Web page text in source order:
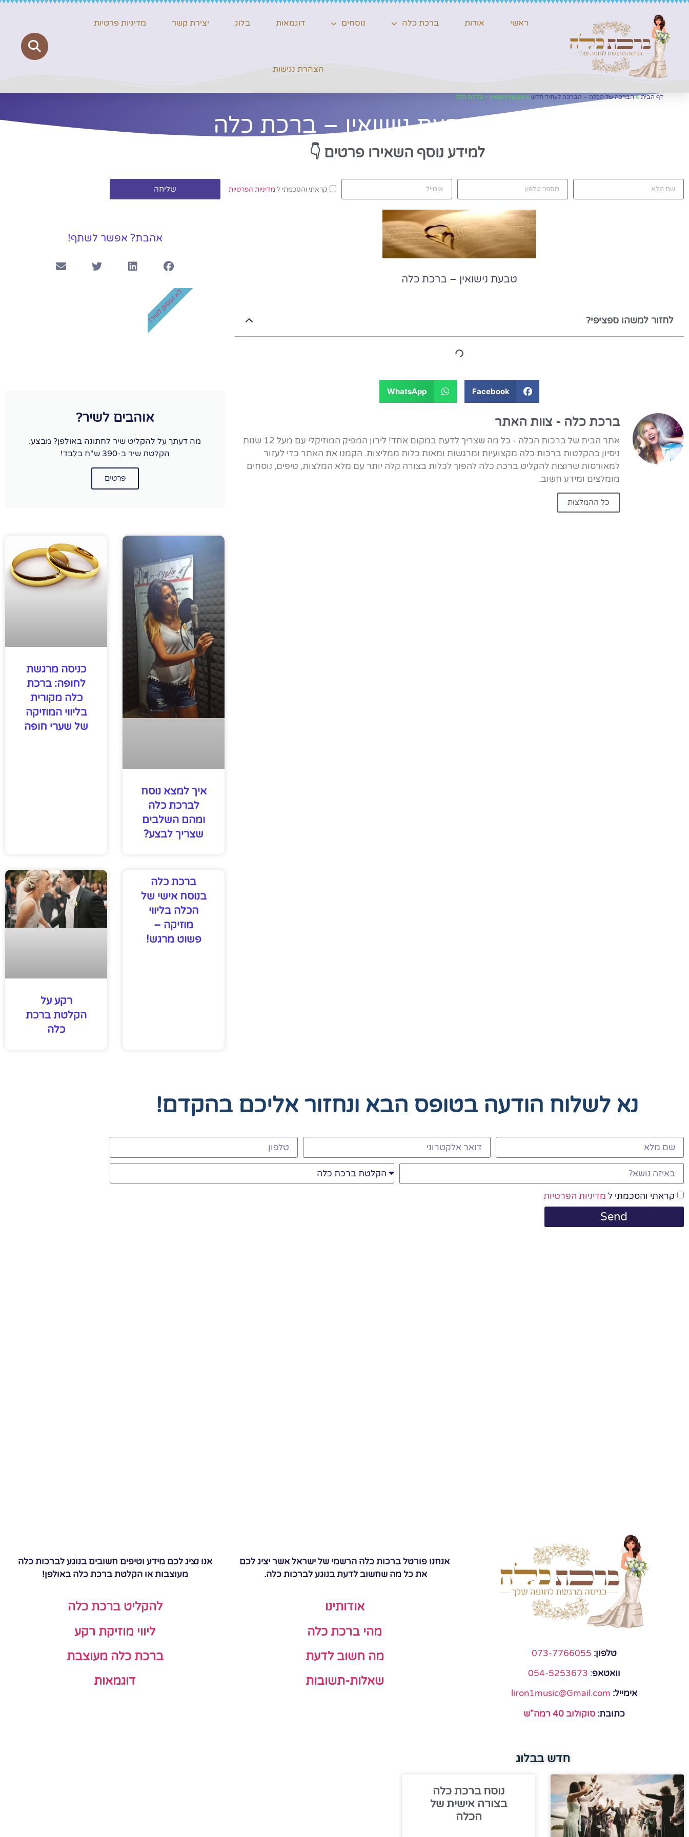
ראשי אודות ברכת כלה נוסחים דוגמאות בלוג יצירת קשר מדיניות פרטיות
הצהרת נגישות
דף הבית»הברכה של הכלה – הברכה לעתיד חדש » טבעת נישואין – ברכת כלה
טבעת נישואין – ברכת כלה
למידע נוסף השאירו פרטים 👇
קראתי והסכמתי ל מדיניות הפרטיות שליחה
טבעת נישואין – ברכת כלה
לחזור למשהו ספציפי?
Facebook
WhatsApp
ברכת כלה - צוות האתר
אתר הבית של ברכות הכלה - כל מה שצריך לדעת במקום אחד! לירון המפיק המוזיקלי עם מעל 12 שנות
ניסיון בהקלטות ברכות כלה מקצועיות ומרגשות ומאות כלות ממליצות. הקמנו את האתר כדי לעזור
למאורסות שרוצות להקליט ברכת כלה להפוך לכלות בצורה קלה יותר עם מלא המלצות, טיפים, נוסחים
מומלצים ומידע חשוב.
כל ההמלצות
אהבת? אפשר לשתף!
אוהבים לשיר?
מה דעתך על להקליט שיר לחתונה באולפן? מבצע:
הקלטת שיר ב-390 ש"ח בלבד!
פרטים
לא נפסיק לשיר!
איך למצא נוסח
לברכת כלה
ומהם השלבים
שצריך לבצע?
כניסה מרגשת
לחופה: ברכת
כלה מקורית
בליווי המוזיקה
של שערי חופה
ברכת כלה
בנוסח אישי של
הכלה בליווי
מוזיקה –
פשוט מרגש!
רקע על
הקלטת ברכת
כלה
נא לשלוח הודעה בטופס הבא ונחזור אליכם בהקדם!
קראתי והסכמתי ל מדיניות הפרטיות
Send
טלפון: 073-7766055
וואטאפ:
054-5253673
אימייל: liron1music@Gmail.com
כתובת: סוקולוב 40 רמה"ש
אנחנו פורטל ברכות כלה הרשמי של ישראל אשר יציג לכם
את כל מה שחשוב לדעת בנוגע לברכות כלה.
אודותינו
מהי ברכת כלה
מה חשוב לדעת
שאלות-תשובות
אנו נציג לכם מידע וטיפים חשובים בנוגע לברכות כלה
מעוצבות או הקלטת ברכת כלה באולפן!
להקליט ברכת כלה
ליווי מוזיקת רקע
ברכת כלה מעוצבת
דוגמאות
חדש בבלוג
נוסח ברכת כלה
בצורה אישית של
הכלה